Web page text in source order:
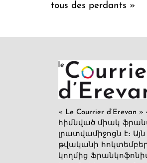
tous des perdants »
« Le Courrier
հիմնված միակ
լրատվամիջոցն է։ Այն
թվականի
կողմից